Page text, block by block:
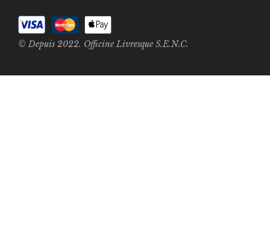
© Depuis 2022. Officine Livresque S.E.N.C.